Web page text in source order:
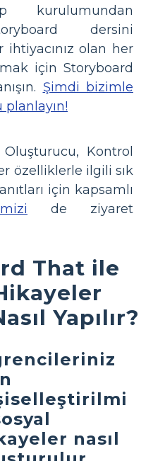
kurulumundan
dersini
olan her
için Storyboard
Şimdi bizimle
Oluşturucu, Kontrol
özelliklerle ilgili sık
için kapsamlı
de ziyaret
That ile
Yapılır?
nasıl